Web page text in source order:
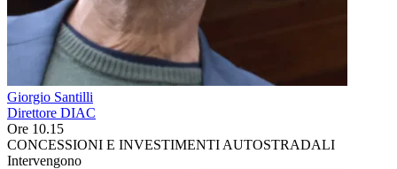
Giorgio Santilli
Direttore DIAC
Ore 10.15
CONCESSIONI E INVESTIMENTI AUTOSTRADALI
Intervengono